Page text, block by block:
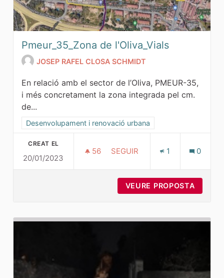
Pmeur_35_Zona de l'Oliva_Vials
JOSEP RAFEL CLOSA SCHMIDT
En relació amb el sector de l’Oliva, PMEUR-35,
i més concretament la zona integrada pel cm.
de...
Resultats al filtrar per la categoria: Desenvolupament i
Desenvolupament i renovació urbana
CREAT EL
20/01/2023
56 56 SEGUIDORES
SEGUIR 1 0
VEURE PROPOSTA